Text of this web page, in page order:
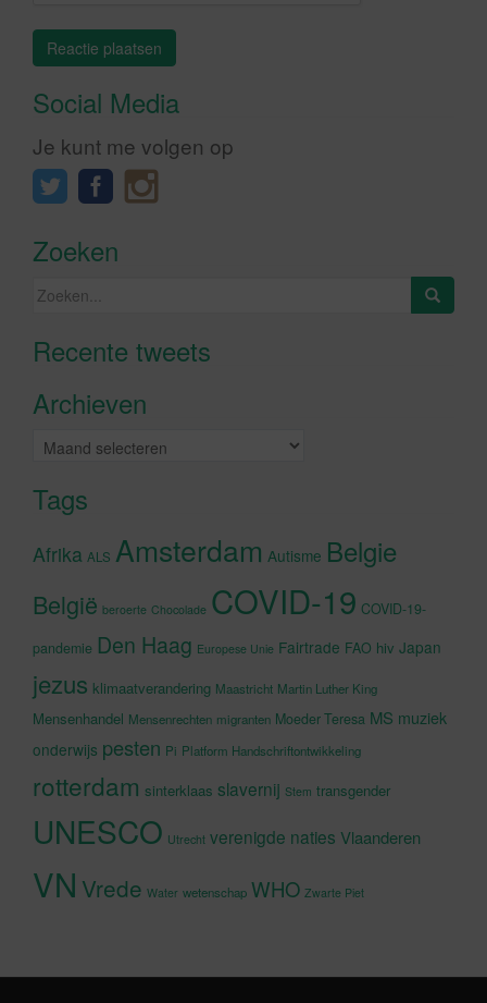
Social Media
Je kunt me volgen op
Zoeken
Zoeken
Recente tweetsKlik om marketing cookies te
Archieven
Archieven
Tags
Afrika ALS Amsterdam Autisme Belgie
België beroerte Chocolade COVID-19 COVID-19-
pandemie Den Haag Europese Unie Fairtrade FAO hiv Japan
jezus klimaatverandering Maastricht Martin Luther King
Mensenhandel Mensenrechten migranten Moeder Teresa MS muziek
onderwijs pesten Pi Platform Handschriftontwikkeling
rotterdam sinterklaas slavernij Stem transgender
UNESCO Utrecht verenigde naties Vlaanderen
VN Vrede Water wetenschap WHO Zwarte Piet